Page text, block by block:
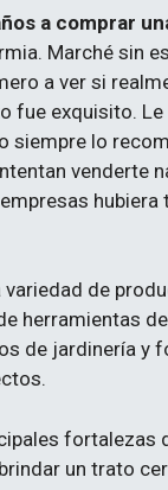
a comprar
Marché sin
a ver si
fue exquisito.
siempre lo
venderte
variedad de
herramientas
de jardinería y
fortalezas
un trato